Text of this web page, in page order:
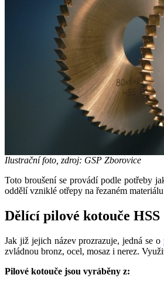
Ilustrační foto, zdroj: GSP Zborovice
Toto broušení se provádí podle potřeby
oddělí vzniklé otřepy na řezaném
Dělící pilové kotouče HSS
Jak již jejich název prozrazuje, jedná se o
zvládnou bronz, ocel, mosaz i nerez.
Pilové kotouče jsou vyráběny z: